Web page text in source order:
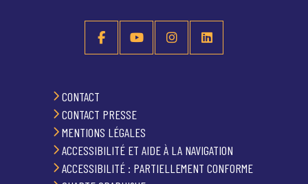
CONTACT
CONTACT PRESSE
MENTIONS LÉGALES
ACCESSIBILITÉ ET AIDE À LA NAVIGATION
ACCESSIBILITÉ : PARTIELLEMENT CONFORME